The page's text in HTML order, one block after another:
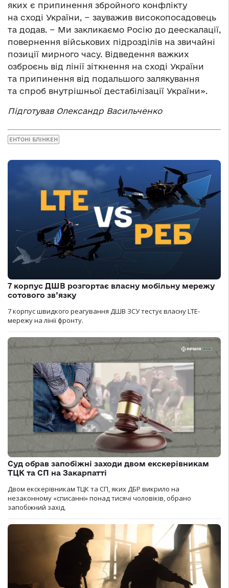
яких є припинення збройного конфлікту
на сході України, − зауважив високопосадовець
та додав. − Ми закликаємо Росію до деескалації,
повернення військових підрозділів на звичайні
позиції мирного часу. Відведення важких
озброєнь від лінії зіткнення на сході України
та припинення від подальшого залякування
та спроб внутрішньої дестабілізації України».
Підготував Олександр Васильченко
ЕНТОНІ БЛІНКЕН
7 корпус ДШВ розгортає власну мобільну мережу
сотового зв’язку
7 корпус швидкого реагування ДШВ ЗСУ тестує власну LTE-
мережу на лінії фронту.
Суд обрав запобіжні заходи двом екскерівникам
ТЦК та СП на Закарпатті
Двом екскерівникам ТЦК та СП, яких ДБР викрило на
незаконному «списанні» понад тисячі чоловіків, обрано
запобіжний захід.